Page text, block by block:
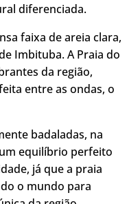
diferenciada.
faixa de areia clara,
Imbituba. A Praia do
da região,
entre as ondas, o
badaladas, na
equilíbrio perfeito
já que a praia
o mundo para